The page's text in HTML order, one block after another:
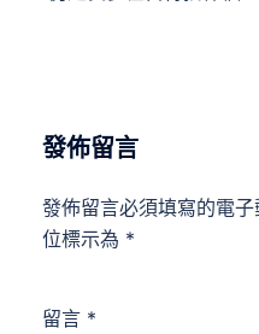
發佈留言
發佈留言必須填寫的電子
位標示為 *
留言 *